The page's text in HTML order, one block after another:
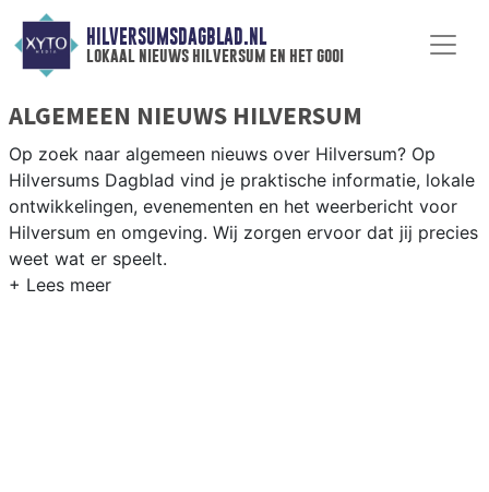
HILVERSUMSDAGBLAD.NL
lokaal nieuws hilversum en het gooi
ALGEMEEN NIEUWS HILVERSUM
Op zoek naar algemeen nieuws over Hilversum? Op
Hilversums Dagblad vind je praktische informatie, lokale
ontwikkelingen, evenementen en het weerbericht voor
Hilversum en omgeving. Wij zorgen ervoor dat jij precies
weet wat er speelt.